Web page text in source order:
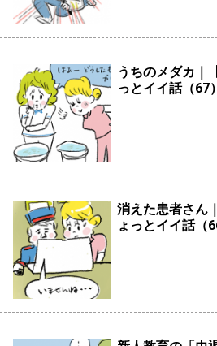
うちのメダカ｜
っとイイ話（67）
消えた患者さん
ょっとイイ話（